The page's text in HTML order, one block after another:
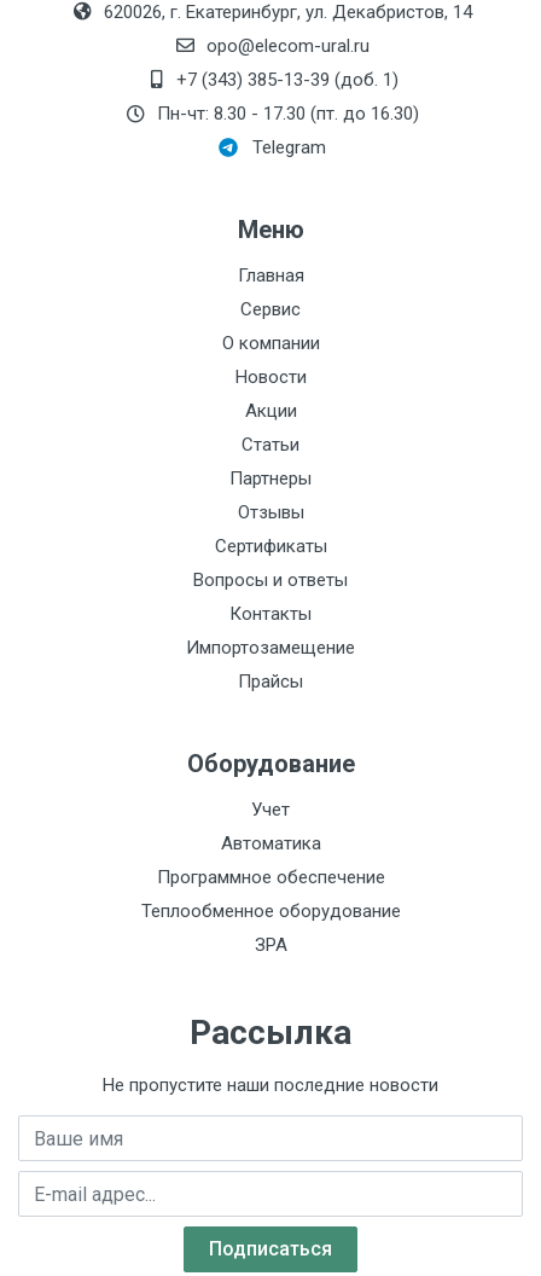
Тип мотора:
t, С:
Номинальное
давление:
Сталь:
Производитель:
Термотроник
Токовый выход:
Исполнение:
Диаметр, мм:
20/20, 25/25, 32/32,
25/32, 20/25, 50/50,
20/32, 20/40, 25/40,
40/65, 50/65, 40/80,
40/100, 100/100, 50/80,
50/100, 65/80, 50/125,
100/150, 100/200,
80/200, 100/250,
150/200, 150/250,
150/300
Импульсный выход:
Индикация:
Монтажная длина, мм:
Интерфейс:
Класс
пылевлагозащиты
620026, г. Екатеринбург, ул. Декабристов, 14
opo@elecom-ural.ru
+7 (343) 385-13-39 (доб. 1)
Пн-чт: 8.30 - 17.30 (пт. до 16.30)
Telegram
Меню
Главная
Сервис
О компании
Новости
Акции
Статьи
Партнеры
Отзывы
Сертификаты
Вопросы и ответы
Контакты
Импортозамещение
Прайсы
Оборудование
Учет
Автоматика
Программное обеспечение
Теплообменное оборудование
ЗРА
Рассылка
Не пропустите наши последние новости
Подписаться